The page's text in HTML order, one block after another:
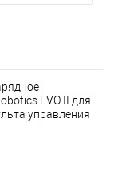
EVO II для
управления